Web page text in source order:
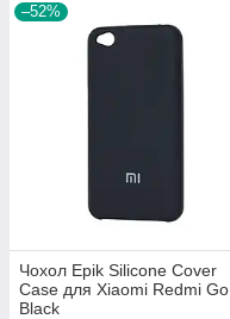
–52%
Чохол Epik Silicone Cover
Case для Xiaomi Redmi Go
Black